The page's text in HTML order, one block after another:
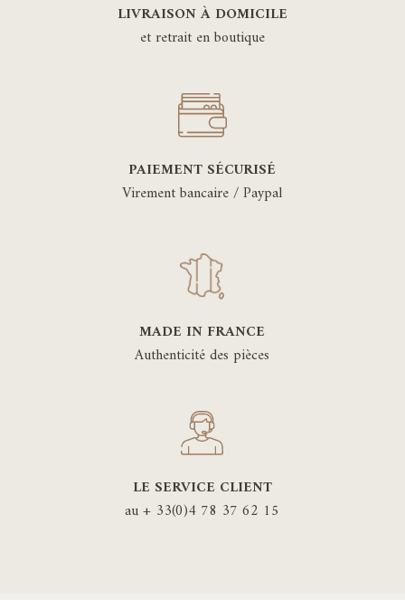
LIVRAISON À DOMICILE
et retrait en boutique
PAIEMENT SÉCURISÉ
Virement bancaire / Paypal
MADE IN FRANCE
Authenticité des pièces
LE SERVICE CLIENT
au + 33(0)4 78 37 62 15